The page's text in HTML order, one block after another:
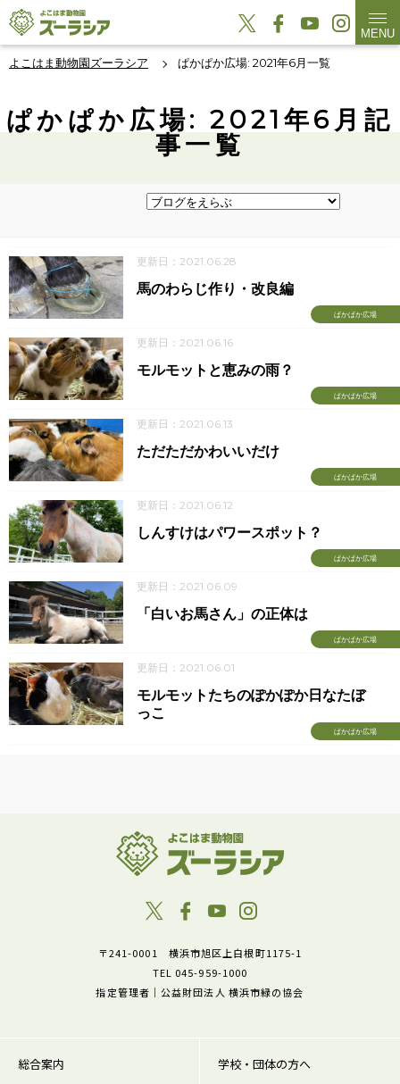
MENU
よこはま動物園ズーラシア ぱかぱか広場: 2021年6月一覧
ぱかぱか広場: 2021年6月記
事一覧
更新日：2021.06.28
ぱかぱか広場
馬のわらじ作り・改良編
更新日：2021.06.16
ぱかぱか広場
モルモットと恵みの雨？
更新日：2021.06.13
ぱかぱか広場
ただただかわいいだけ
更新日：2021.06.12
ぱかぱか広場
しんすけはパワースポット？
更新日：2021.06.09
ぱかぱか広場
「白いお馬さん」の正体は
更新日：2021.06.01
ぱかぱか広場
モルモットたちのぽかぽか日なたぼ
っこ
〒241-0001 横浜市旭区上白根町1175-1
TEL 045-959-1000
指定管理者｜公益財団法人 横浜市緑の協会
総合案内
学校・団体の方へ